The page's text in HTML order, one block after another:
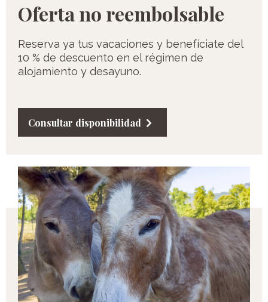
Oferta no reembolsable
Reserva ya tus vacaciones y benefíciate del
10 % de descuento en el régimen de
alojamiento y desayuno.
Consultar disponibilidad